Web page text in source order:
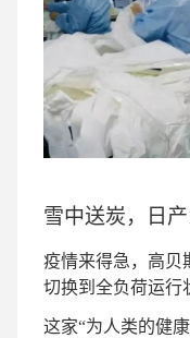
雪中送炭，日
疫情来得急，高贝
切换到全负荷运行
这家“为人类的健